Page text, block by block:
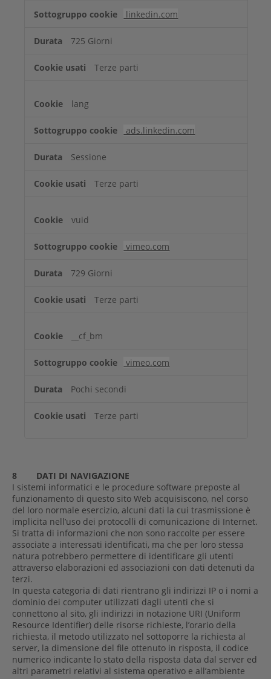
linkedin.com
725 Giorni
Terze parti
lang
ads.linkedin.com
Sessione
Terze parti
vuid
vimeo.com
729 Giorni
Terze parti
__cf_bm
vimeo.com
Pochi secondi
Terze parti
8
DATI DI NAVIGAZIONE
I sistemi informatici e le procedure software preposte al
funzionamento di questo sito Web acquisiscono, nel corso
del loro normale esercizio, alcuni dati la cui trasmissione è
implicita nell’uso dei protocolli di comunicazione di Internet.
Si tratta di informazioni che non sono raccolte per essere
associate a interessati identificati, ma che per loro stessa
natura potrebbero permettere di identificare gli utenti
attraverso elaborazioni ed associazioni con dati detenuti da
terzi.
In questa categoria di dati rientrano gli indirizzi IP o i nomi a
dominio dei computer utilizzati dagli utenti che si
connettono al sito, gli indirizzi in notazione URI (Uniform
Resource Identifier) delle risorse richieste, l’orario della
richiesta, il metodo utilizzato nel sottoporre la richiesta al
server, la dimensione del file ottenuto in risposta, il codice
numerico indicante lo stato della risposta data dal server ed
altri parametri relativi al sistema operativo e all’ambiente